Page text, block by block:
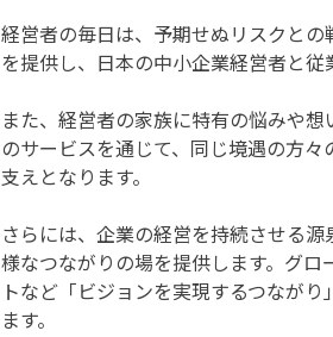
経営者の毎日は、予期せぬリスクとの
を提供し、日本の中小企業経営者と従
また、経営者の家族に特有の悩みや
のサービスを通じて、同じ境遇の方
支えとなります。
さらには、企業の経営を持続させる
様なつながりの場を提供します。グ
トなど「ビジョンを実現するつなが
ます。